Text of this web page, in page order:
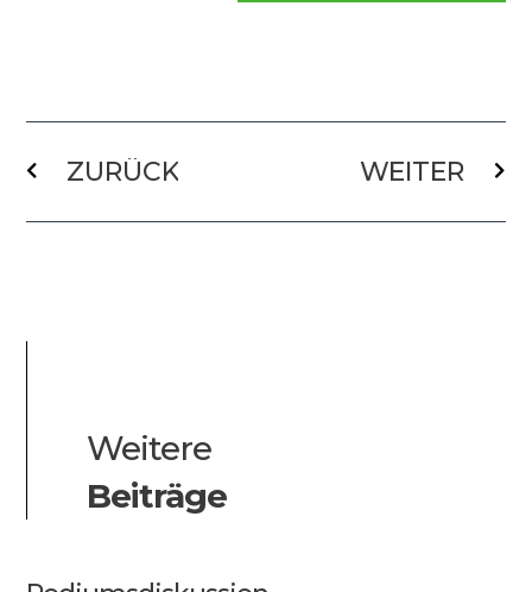
ZURÜCK WEITER
Weitere
Beiträge